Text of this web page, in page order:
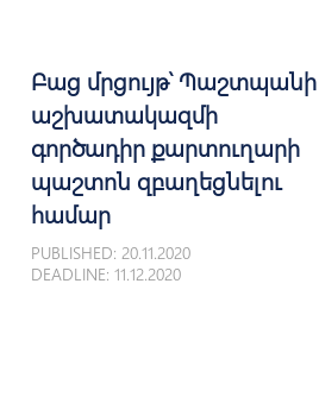
Բաց մրցույթ՝ Պաշտպանի
աշխատակազմի
գործադիր քարտուղարի
պաշտոն զբաղեցնելու
համար
PUBLISHED: 20.11.2020
DEADLINE: 11.12.2020